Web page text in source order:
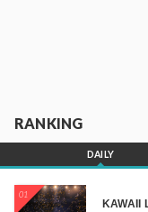
RANKING
DAILY
01
KAWAII